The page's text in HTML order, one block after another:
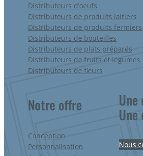
Distributeurs d’oeufs
Distributeurs de produits laitiers
Distributeurs de produits fermiers
Distributeurs de bouteilles
Distributeurs de plats préparés
Distributeurs de fruits et légumes
Distributeurs de fleurs
Notre offre
Conception
Personnalisation
Une
Une
Nous